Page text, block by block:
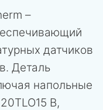
–
датчиков
Деталь
напольные
B,